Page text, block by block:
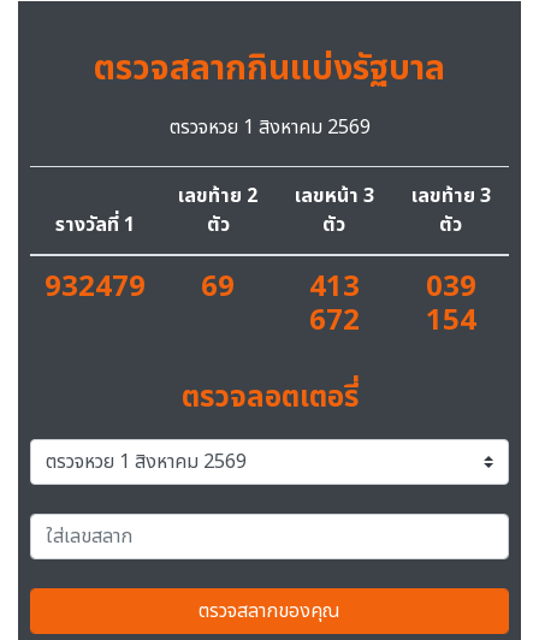
ตรวจสลากกินแบ่งรัฐบาล
ตรวจหวย 1 สิงหาคม 2569
รางวัลที่ 1
เลขท้าย 2
ตัว
เลขหน้า 3
ตัว
เลขท้าย 3
ตัว
932479 69 413
672
039
154
ตรวจลอตเตอรี่
ตรวจสลากของคุณ